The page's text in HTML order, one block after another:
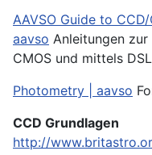
AAVSO Guide to
aavso Anleitungen
CMOS und mittels
Photometry | aavso
CCD Grundlagen
http://